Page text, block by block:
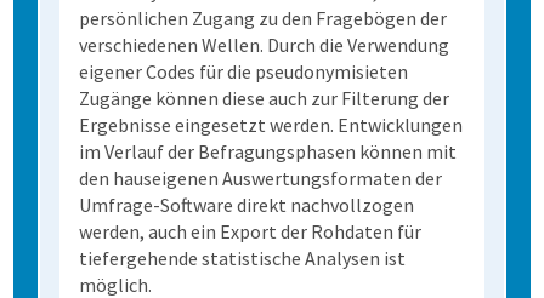
Selbstgestaltete Fragebögen
Audit-Log
Kontakt
Kontakt
Anfahrt
persönlichen Zugang zu den Fragebögen der
verschiedenen Wellen. Durch die Verwendung
eigener Codes für die pseudonymisieten
Zugänge können diese auch zur Filterung der
Ergebnisse eingesetzt werden. Entwicklungen
im Verlauf der Befragungsphasen können mit
den hauseigenen Auswertungsformaten der
Umfrage-Software direkt nachvollzogen
werden, auch ein Export der Rohdaten für
tiefergehende statistische Analysen ist
möglich.